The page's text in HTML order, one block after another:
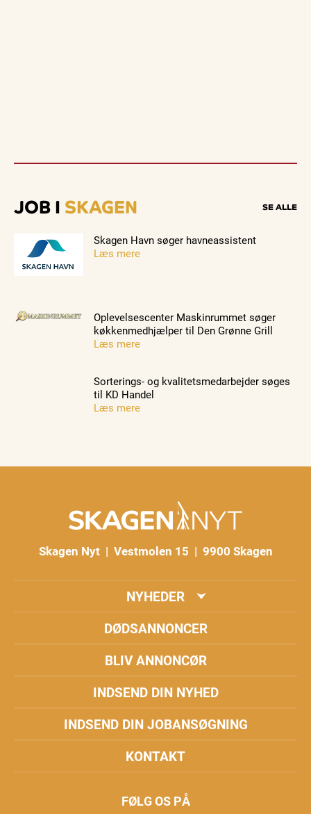
JOB I SKAGEN SE ALLE
Skagen Havn søger havneassistent
Læs mere
Oplevelsescenter Maskinrummet søger
køkkenmedhjælper til Den Grønne Grill
Læs mere
Sorterings- og kvalitetsmedarbejder søges
til KD Handel
Læs mere
Skagen Nyt | Vestmolen 15 | 9900 Skagen
NYHEDER
DØDSANNONCER
BLIV ANNONCØR
INDSEND DIN NYHED
INDSEND DIN JOBANSØGNING
KONTAKT
FØLG OS PÅ